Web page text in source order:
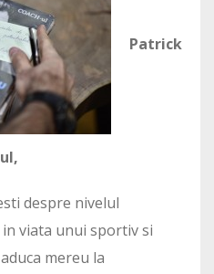
Patrick
despre nivelul
viata unui sportiv si
mereu la